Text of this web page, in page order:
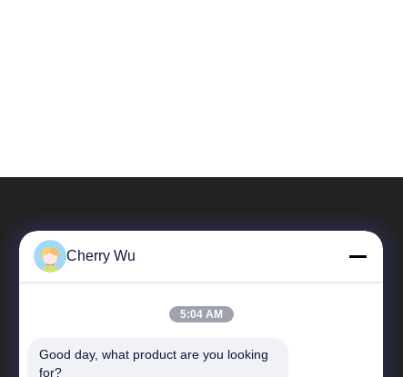
Szybkie linki
Cherry Wu
5:04 AM
Good day, what product are you looking
for?